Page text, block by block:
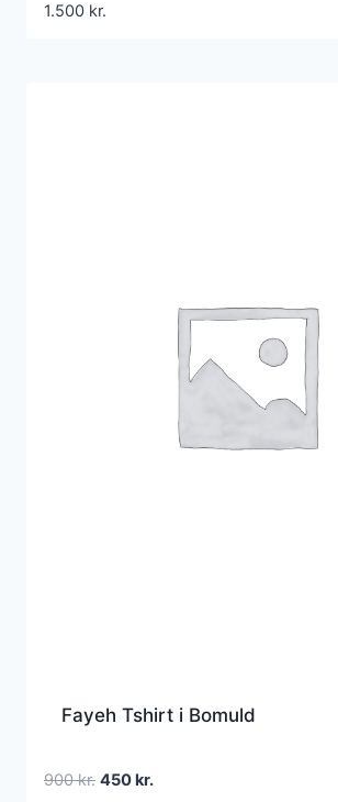
1.500 kr.
Fayeh Tshirt i Bomuld
900kr. Den
450kr.Den